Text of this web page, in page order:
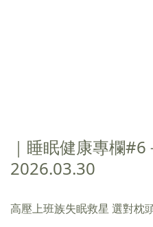
｜睡眠健康專欄#6
2026.03.30
高壓上班族失眠救星 選對枕